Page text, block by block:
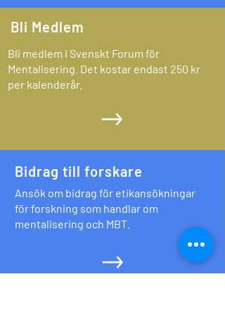
Bli Medlem
Bli medlem i Svenskt Forum för
Mentalisering. Det kostar endast 250 kr
per kalenderår.
Bidrag till forskare
Ansök om bidrag för etikansökningar
för forskning som handlar om
mentalisering och MBT.